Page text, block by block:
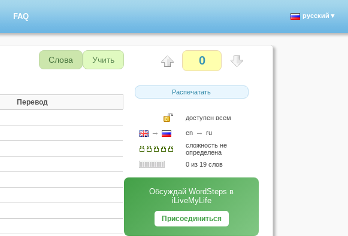
FAQ русский▼
Слова Учить
Перевод
0
Распечатать
доступен всем
→ en → ru
сложность не
определена
0 из 19 слов
Обсуждай WordSteps в
iLiveMyLife
Присоединиться